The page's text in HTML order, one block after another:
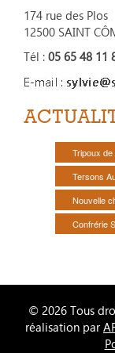
174 rue des Plos
12500 SAINT
Tél : 05 65 48 11
Tripoux
Tersons
Nouvelle
Confrérie
© 2026 Tous
réalisation par